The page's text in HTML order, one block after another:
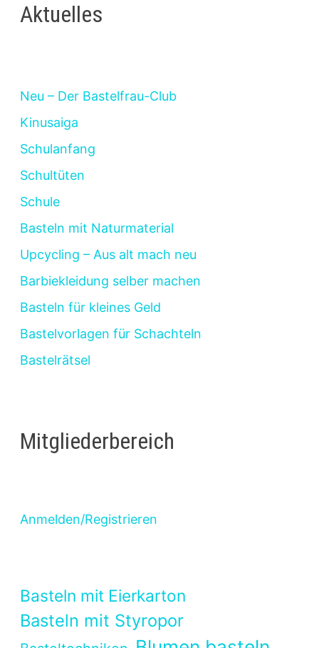
Aktuelles
Neu – Der Bastelfrau-Club
Kinusaiga
Schulanfang
Schultüten
Schule
Basteln mit Naturmaterial
Upcycling – Aus alt mach neu
Barbiekleidung selber machen
Basteln für kleines Geld
Bastelvorlagen für Schachteln
Bastelrätsel
Mitgliederbereich
Anmelden/Registrieren
Basteln mit Eierkarton
Basteln mit Styropor